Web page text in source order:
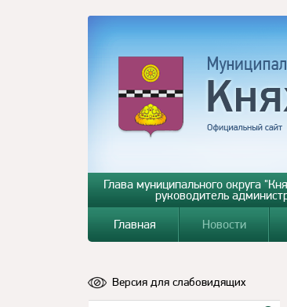
Глава муниципального округа
руководитель
Главная Новости
Версия для слабовидящих